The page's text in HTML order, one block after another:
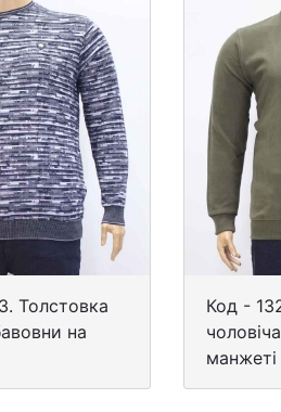
Толстовка
на
Код -
манжеті